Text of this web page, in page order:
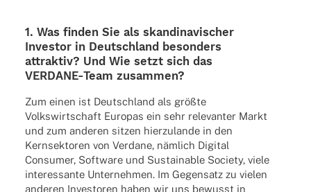
1. Was finden Sie als skan­di­na­vi­scher
Inves­tor in Deutsch­land beson­ders
attrak­tiv? Und Wie setzt sich das
VERDANE-Team zusammen?
Zum einen ist Deutsch­land als größte
Volks­wirt­schaft Euro­pas ein sehr rele­van­ter Markt
und zum ande­ren sitzen hier­zu­lande in den
Kern­sek­to­ren von Verdane, nämlich Digi­tal
Consu­mer, Soft­ware und Sustainable Society, viele
inter­es­sante Unter­neh­men. Im Gegen­satz zu vielen
ande­ren Inves­to­ren haben wir uns bewusst in